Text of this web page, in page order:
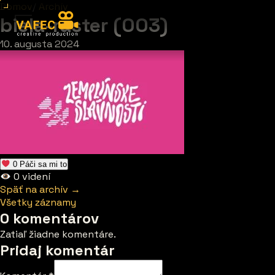
Domov Archív
biela-raster (003)
10. augusta 2024
0 Páči sa mi to
0 videní
Späť na archív →
Všetky záznamy
0 komentárov
Zatiaľ žiadne komentáre.
Pridaj komentár